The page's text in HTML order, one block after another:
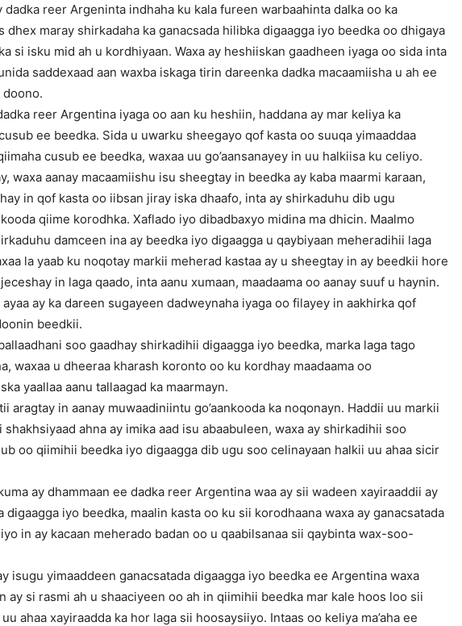
dadka reer Argeninta indhaha ku kala fureen warbaahinta dalka oo ka
dhex maray shirkadaha ka ganacsada hilibka digaagga iyo beedka oo dhigaya
si isku mid ah u kordhiyaan. Waxa ay heshiiskan gaadheen iyaga oo sida inta
saddexaad aan waxba iskaga tirin dareenka dadka macaamiisha u ah ee
doono.
reer Argentina iyaga oo aan ku heshiin, haddana ay mar keliya ka
ee beedka. Sida u uwarku sheegayo qof kasta oo suuqa yimaaddaa
cusub ee beedka, waxaa uu go’aansanayey in uu halkiisa ku celiyo.
waxa aanay macaamiishu isu sheegtay in beedka ay kaba maarmi karaan,
in qof kasta oo iibsan jiray iska dhaafo, inta ay shirkaduhu dib ugu
qiime korodhka. Xaflado iyo dibadbaxyo midina ma dhicin. Maalmo
damceen ina ay beedka iyo digaagga u qaybiyaan meheradihii laga
la yaab ku noqotay markii meherad kastaa ay u sheegtay in ay beedkii hore
in laga qaado, inta aanu xumaan, maadaama oo aanay suuf u haynin.
ay ka dareen sugayeen dadweynaha iyaga oo filayey in aakhirka qof
beedkii.
soo gaadhay shirkadihii digaagga iyo beedka, marka laga tago
waxaa u dheeraa kharash koronto oo ku kordhay maadaama oo
yaallaa aanu tallaagad ka maarmayn.
aragtay in aanay muwaadiniintu go’aankooda ka noqonayn. Haddii uu markii
ahna ay imika aad isu abaabuleen, waxa ay shirkadihii soo
oo qiimihii beedka iyo digaagga dib ugu soo celinayaan halkii uu ahaa sicir
ay dhammaan ee dadka reer Argentina waa ay sii wadeen xayiraaddii ay
digaagga iyo beedka, maalin kasta oo ku sii korodhaana waxa ay ganacsatada
in ay kacaan meherado badan oo u qaabilsanaa sii qaybinta wax-soo-
isugu yimaaddeen ganacsatada digaagga iyo beedka ee Argentina waxa
ay si rasmi ah u shaaciyeen oo ah in qiimihii beedka mar kale hoos loo sii
ahaa xayiraadda ka hor laga sii hoosaysiiyo. Intaas oo keliya ma’aha ee